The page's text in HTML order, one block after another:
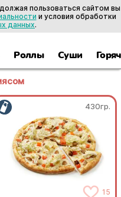
Роллы Суши
430гр.
15
пользоваться сайтом вы
и условия обработки
данных.